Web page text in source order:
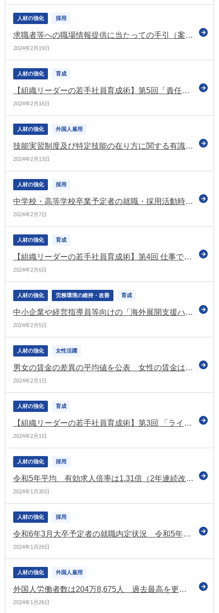
人材の強化 採用
求職者等への職場情報提供に当たっての手引（案）について意見募集（パブコメ）
2024年2月19日
人材の強化 育成
【組織リーダーの若手社員育成術】第5回「責任感」の伝え方
2024年2月16日
人材の強化 外国人雇用
技能実習制度及び特定技能の在り方に関する有識者会議 最終報告書を踏まえた今後の政府の対応について議論
2024年2月13日
人材の強化 採用
中学校・高等学校卒業予定者の就職・採用活動時期について（令和6年度）（厚労省）
2024年2月7日
人材の強化 育成
【組織リーダーの若手社員育成術】第4回 仕事で若手人材を成長させる法
2024年2月6日
人材の強化 労務環境の維持・改善 育成
中小企業や経営指導員等向けの「海外展開支援ハンドブック」を公表（日商）
2024年2月5日
人材の強化 女性活躍
男女の賃金の差異の平均値を公表 女性の賃金は男性の賃金の69.5％（厚労省）
2024年2月1日
人材の強化 育成
【組織リーダーの若手社員育成術】第3回 「ライティングスキル」の身に付け方
2024年2月1日
人材の強化 採用
令和5年平均 有効求人倍率は1.31倍（2年連続改善） 完全失業率は2.6％（前年と同水準）
2024年1月30日
人材の強化 採用
令和6年3月大卒予定者の就職内定状況 令和5年12月現在で86％ 3年連続で前年同期を上回る
2024年1月26日
人材の強化 外国人雇用
外国人労働者数は204万8,675人 過去最高を更新（厚労省）
2024年1月26日